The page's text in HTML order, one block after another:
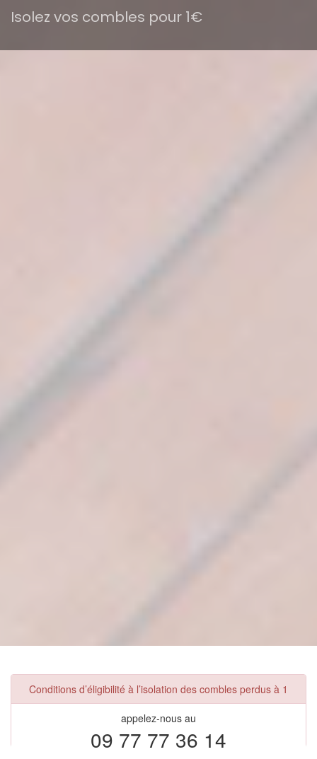
Isolez vos combles pour 1€
Conditions d’éligibilité à l’isolation des combles perdus à 1
appelez-nous au
09 77 77 36 14